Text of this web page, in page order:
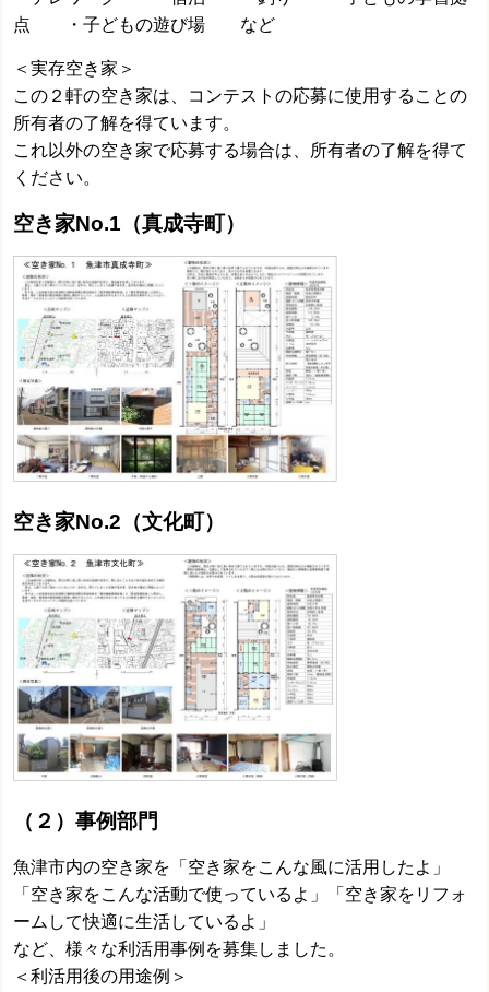
点 ・子どもの遊び場 など
＜実存空き家＞
この２軒の空き家は、コンテストの応募に使用することの
所有者の了解を得ています。
これ以外の空き家で応募する場合は、所有者の了解を得て
ください。
空き家No.1（真成寺町）
空き家No.2（文化町）
（２）事例部門
魚津市内の空き家を「空き家をこんな風に活用したよ」
「空き家をこんな活動で使っているよ」「空き家をリフォ
ームして快適に生活しているよ」
など、様々な利活用事例を募集しました。
＜利活用後の用途例＞